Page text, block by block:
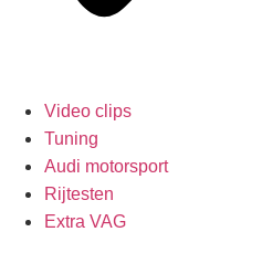
Video clips
Tuning
Audi motorsport
Rijtesten
Extra VAG